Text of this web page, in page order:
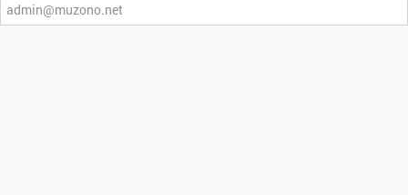
admin@muzono.net